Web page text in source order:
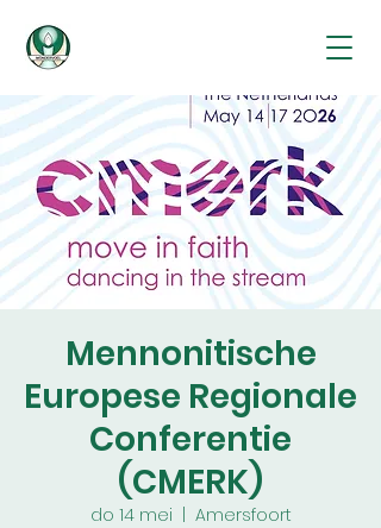
Mennonitische
Europese Regionale
Conferentie
(CMERK)
do 14 mei
Amersfoort